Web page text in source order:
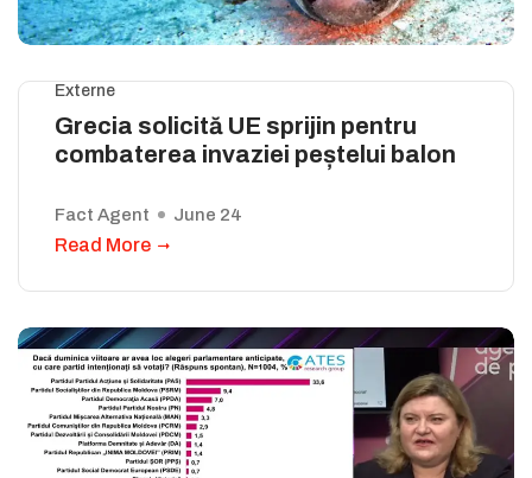
Externe
Grecia solicită UE sprijin pentru
combaterea invaziei peștelui balon
Fact Agent June 24
Read More